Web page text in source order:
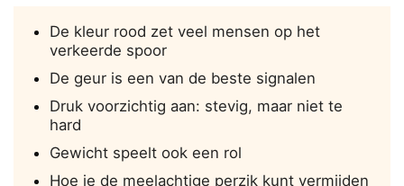
De kleur rood zet veel mensen op het
verkeerde spoor
De geur is een van de beste signalen
Druk voorzichtig aan: stevig, maar niet te
hard
Gewicht speelt ook een rol
Hoe je de meelachtige perzik kunt vermijden